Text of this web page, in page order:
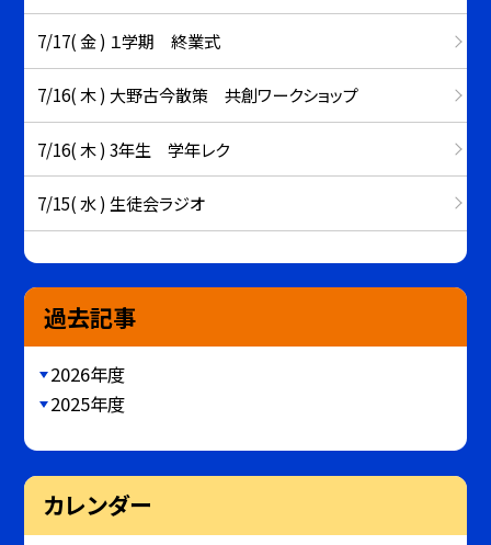
7/17( 金 ) １学期 終業式
7/16( 木 ) 大野古今散策 共創ワークショップ
7/16( 木 ) 3年生 学年レク
7/15( 水 ) 生徒会ラジオ
過去記事
2026年度
2025年度
カレンダー